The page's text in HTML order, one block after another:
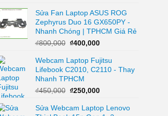
là:
₫2,500,000.
tại
là:
₫1,200,000.
Sửa Fan Laptop ASUS ROG
Zephyrus Duo 16 GX650PY -
Nhanh Chóng | TPHCM Giá Rẻ
₫800,000 Giá
là:
₫800,000.
₫400,000Giá
tại
là:
Webcam Laptop Fujitsu
Lifebook C2010, C2110 - Thay
Nhanh TPHCM
₫450,000 Giá
là:
₫250,000Giá
tại
Sửa Webcam Laptop Lenovo